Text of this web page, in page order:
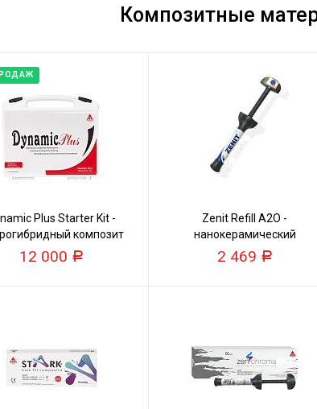
Композитные
Plus Starter Kit -
композит
12 000 Р
Zenit Refill A2O -
нанокерамический
композит
2 469 Р